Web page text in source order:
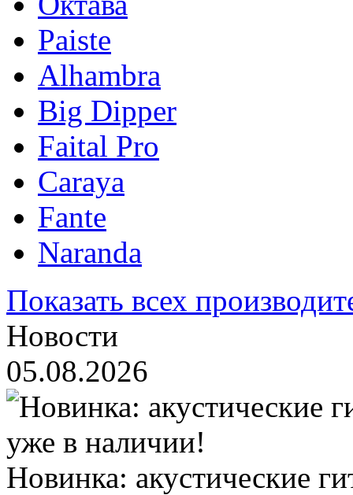
Paiste
Alhambra
Big Dipper
Faital Pro
Caraya
Fante
Naranda
Показать всех
Новости
05.08.2026
Новинка: акустические